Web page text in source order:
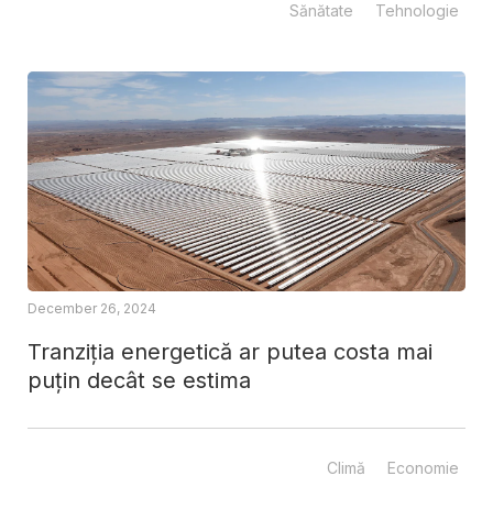
Sănătate Tehnologie
Tranziția energetică ar putea costa mai
puțin decât se estima
December 26, 2024
Climă Economie